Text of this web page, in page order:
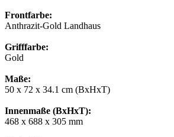
Frontfarbe:
Anthrazit-Gold Landhaus
Grifffarbe:
Gold
Maße:
50 x 72 x 34.1 cm (BxHxT)
Innenmaße (BxHxT):
468 x 688 x 305 mm